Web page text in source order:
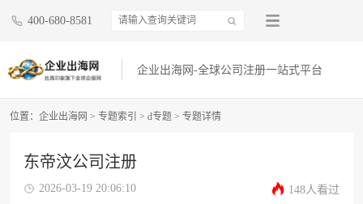
400-680-8581
企业出海网-全球公司注册一站式平台
位置： 企业出海网 > 专题索引 > d专题 > 专题详情
东帝汶公司注册
2026-03-19 20:06:10 148人看过